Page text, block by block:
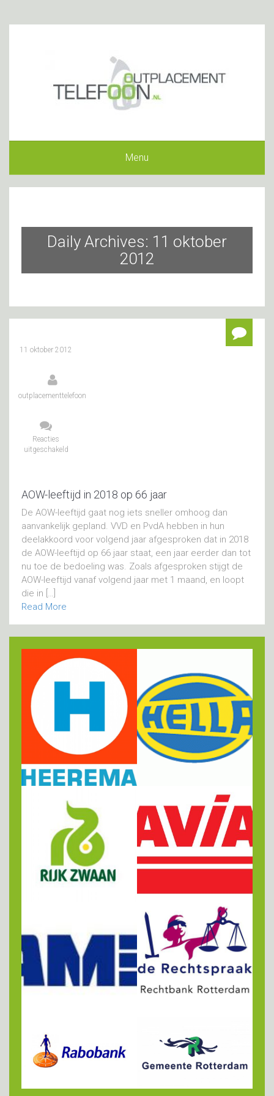
Menu
Daily Archives: 11 oktober
2012
11 oktober 2012
outplacementtelefoon
Reacties
uitgeschakeld
2018
op
66
jaar
AOW-leeftijd in 2018 op 66 jaar
De AOW-leeftijd gaat nog iets sneller omhoog dan
aanvankelijk gepland. VVD en PvdA hebben in hun
deelakkoord voor volgend jaar afgesproken dat in 2018
de AOW-leeftijd op 66 jaar staat, een jaar eerder dan tot
nu toe de bedoeling was. Zoals afgesproken stijgt de
AOW-leeftijd vanaf volgend jaar met 1 maand, en loopt
die in […]
Read More